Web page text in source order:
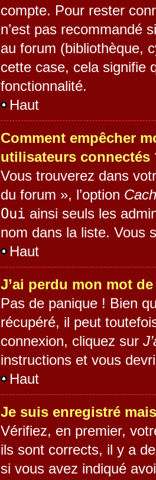
compte. Pour rester
n’est pas recommandé
au forum (bibliothèque,
cette case, cela signifie
fonctionnalité.
Haut
Comment empêcher
utilisateurs connectés
Vous trouverez dans
du forum », l’option
Oui ainsi seuls les
nom dans la liste. Vous
Haut
J’ai perdu mon mot
Pas de panique ! Bien
récupéré, il peut
connexion, cliquez sur
instructions et vous
Haut
Je suis enregistré
Vérifiez, en premier,
ils sont corrects, il y a
si vous avez indiqué